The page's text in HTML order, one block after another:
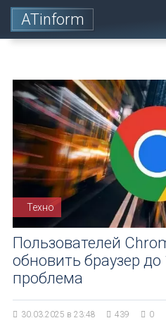
ATinform
Техно
Пользователей
обновить браузер
проблема
30.03.2025 в 23:48 439 0